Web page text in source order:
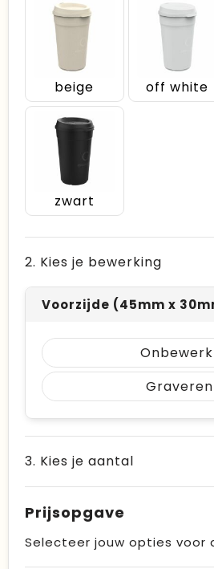
beige off white
zwart
2. Kies je bewerking
Voorzijde (45mm x
Graveren
3. Kies je aantal
Prijsopgave
Selecteer jouw opties voor